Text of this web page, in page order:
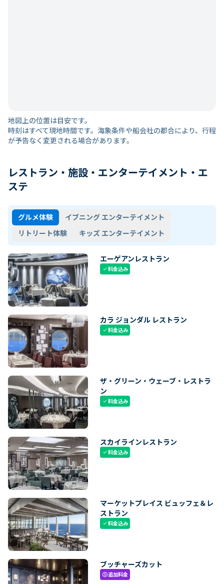
地図上の位置は目安です。
時刻はすべて現地時間です。海象条件や船会社の都合により、行程
が予告なく変更される場合があります。
レストラン・施設・エンターテイメント・エ
ステ
グルメ体験
イブニング エンターテイメント
リトリート体験
キッズ エンターテイメント
エーゲアンレストラン
check料金込み
カラ ジョンダル レストラン
check料金込み
ザ・グリーン・ウェーブ・レストラ
ン
check料金込み
スカイラインレストラン
check料金込み
マーケットプレイス ビュッフェ＆レ
ストラン
check料金込み
ブッチャーズカット
paid追加料金